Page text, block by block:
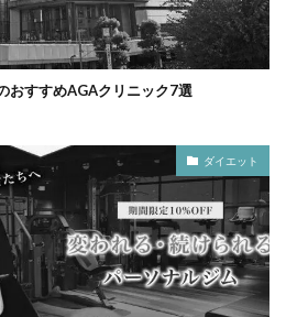
おすすめAGAクリニック7選
ダイエット